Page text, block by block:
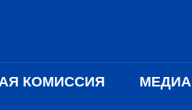
КОМИССИЯ
МЕДИА